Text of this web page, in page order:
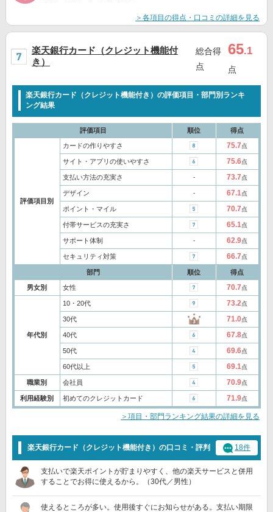
＞各項目の得点・口コミの詳細を見る
楽天銀行カード（クレジット機能付
き）
総合得
点
65.1
点
楽天銀行カード（クレジット機能付き）の評価項目・部門別ランキ
ング結果
評価項目 順位 得点
評価項目別
カードの作りやすさ 75.7点
サイト・アプリの使いやすさ 75.6点
支払い方法の充実さ ‐ 73.7点
デザイン ‐ 67.1点
ポイント・マイル 70.7点
付帯サービスの充実さ 65.1点
サポート体制 ‐ 62.9点
セキュリティ対策 66.7点
部門 順位 得点
男女別 女性 70.7点
年代別
10・20代 73.2点
30代 71.0点
40代 67.8点
50代 69.6点
60代以上 69.1点
職業別 会社員 70.9点
利用経験別 初めてのクレジットカード 71.9点
＞項目・部門ランキング結果の詳細を見る
楽天銀行カード（クレジット機能付き）の口コミ・評判 18件
支払いで楽天ポイントが貯まりやすく、他の楽天サービスと併用
することでお得に使えるから。（30代／男性）
使えるところが多い。使用後すぐにお知らせがある。支払い期限